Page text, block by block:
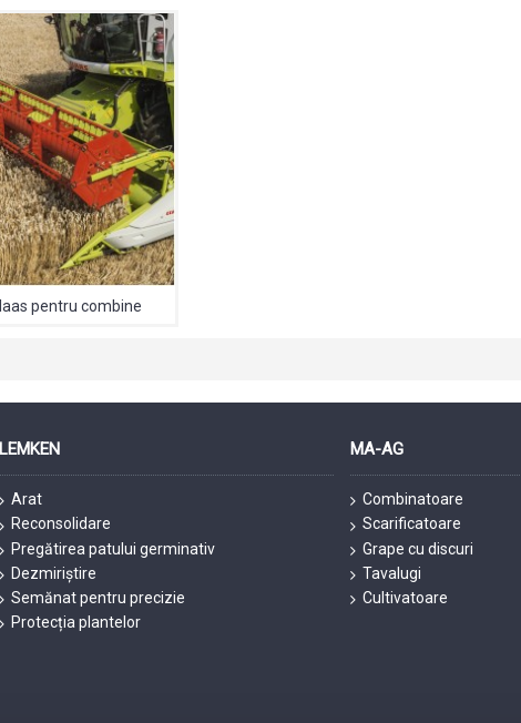
pentru combine
LEMKEN
Arat
Reconsolidare
Pregătirea patului germinativ
Dezmiriștire
Semănat pentru precizie
Protecția plantelor
MA-AG
Combinatoare
Scarificatoare
Grape cu discuri
Tavalugi
Cultivatoare